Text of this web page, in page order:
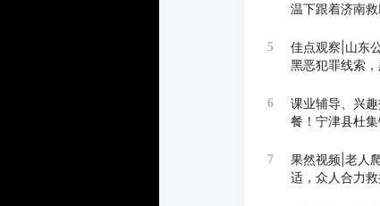
温下跟着济南
5
佳点观察|山东
黑恶犯罪线索，
6
课业辅导、兴
餐！宁津县杜
7
果然视频|老人
适，众人合力救